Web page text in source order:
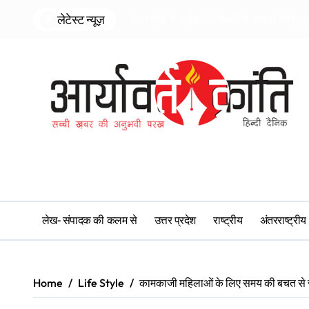
लेटेस्ट न्यूज़
लेख- संपादक की कलम से उत्तर प्रदेश राष्ट्रीय अंतरराष्ट्रीय
Home Life Style कामकाजी महिलाओं के लिए समय की बचत